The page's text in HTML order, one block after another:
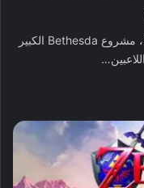
منذ الإعلان عن لعبة Starfield في عام 2018، مشروع Bethesda الكبير